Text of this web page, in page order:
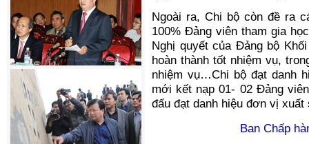
Ngoài ra, Chi bộ còn đề ra
100% Đảng viên tham gia
Nghị quyết của Đảng bộ
hoàn thành tốt nhiệm vụ,
nhiệm vụ…Chi bộ đạt danh
mới kết nạp 01- 02 Đảng
đấu đạt danh hiệu đơn vị
Ban Chấp